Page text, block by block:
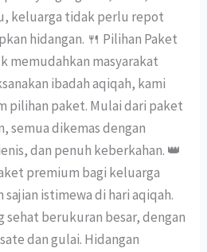
keluarga tidak perlu repot
hidangan. 🍴 Pilihan Paket
memudahkan masyarakat
ibadah aqiqah, kami
pilihan paket. Mulai dari paket
semua dikemas dengan
dan penuh keberkahan. 👑
premium bagi keluarga
istimewa di hari aqiqah.
sehat berukuran besar, dengan
dan gulai. Hidangan